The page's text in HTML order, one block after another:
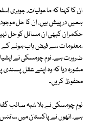
ان کا کہنا کہ ماحولیات، جوہری
ہمیں درپیش ہیں، ان کا حل
حکمران کبھی ان مسائل کو حل
،معلومات سے فیض یاب ہونے کے
ضرورت ہے، نوم چومسکی نے
مشورہ دیا کہ وہ اپنے عقل پسندی
محفوظ کریں۔
نوم چومسکی نے بلا شبہ صائب